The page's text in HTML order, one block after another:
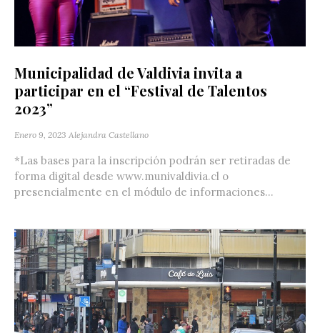
Municipalidad de Valdivia invita a
participar en el “Festival de Talentos
2023”
Enero 9, 2023 Alejandra Castellano
*Las bases para la inscripción podrán ser retiradas de
forma digital desde www.munivaldivia.cl o
presencialmente en el módulo de informaciones...